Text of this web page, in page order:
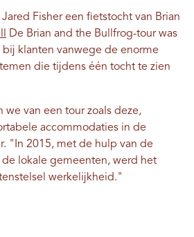
Fisher een fietstocht van Brian
De Brian and the Bullfrog-tour was
klanten vanwege de enorme
die tijdens één tocht te zien
van een tour zoals deze,
accommodaties in de
"In 2015, met de hulp van de
lokale gemeenten, werd het
werkelijkheid."